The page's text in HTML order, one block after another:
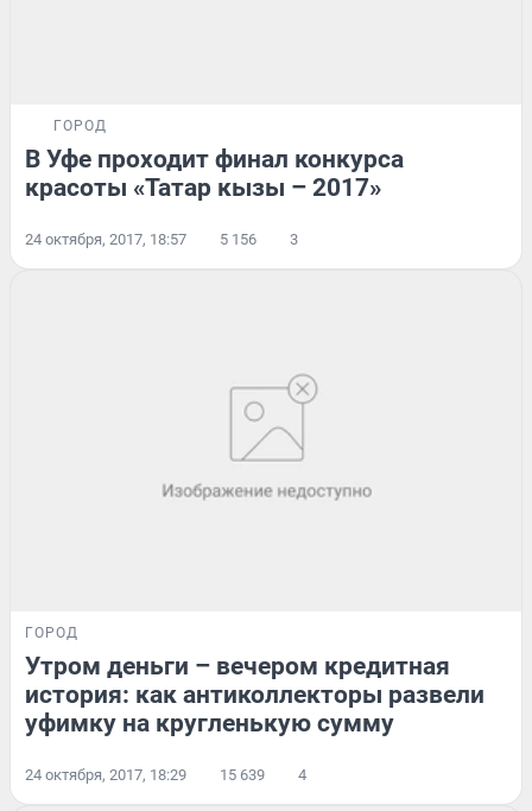
ГОРОД
В Уфе проходит финал конкурса
красоты «Татар кызы – 2017»
24 октября, 2017, 18:57 5 156 3
ГОРОД
Утром деньги – вечером кредитная
история: как антиколлекторы развели
уфимку на кругленькую сумму
24 октября, 2017, 18:29 15 639 4